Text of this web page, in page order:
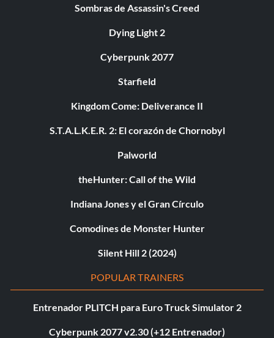
Sombras de Assassin's Creed
Dying Light 2
Cyberpunk 2077
Starfield
Kingdom Come: Deliverance II
S.T.A.L.K.E.R. 2: El corazón de Chornobyl
Palworld
theHunter: Call of the Wild
Indiana Jones y el Gran Círculo
Comodines de Monster Hunter
Silent Hill 2 (2024)
POPULAR TRAINERS
Entrenador PLITCH para Euro Truck Simulator 2
Cyberpunk 2077 v2.30 (+12 Entrenador)